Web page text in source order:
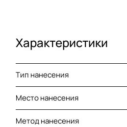
Характеристики
Тип нанесения
Место нанесения
Метод нанесения